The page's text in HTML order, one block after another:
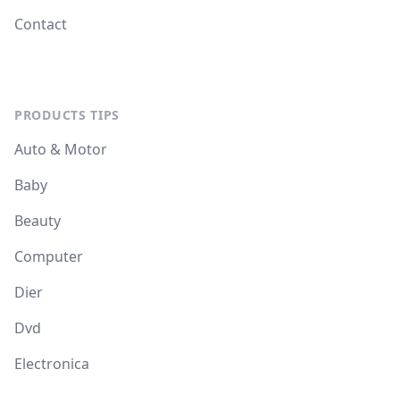
Contact
PRODUCTS TIPS
Auto & Motor
Baby
Beauty
Computer
Dier
Dvd
Electronica